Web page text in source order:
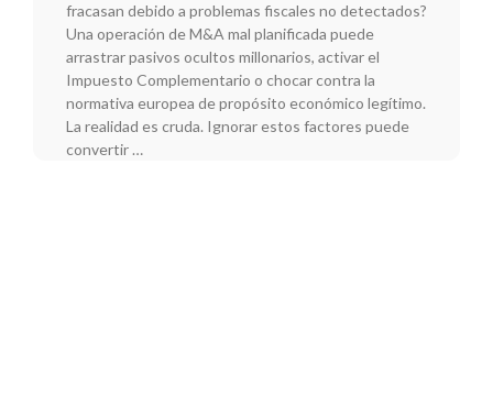
fracasan debido a problemas fiscales no detectados?
Una operación de M&A mal planificada puede
arrastrar pasivos ocultos millonarios, activar el
Impuesto Complementario o chocar contra la
normativa europea de propósito económico legítimo.
La realidad es cruda. Ignorar estos factores puede
convertir …